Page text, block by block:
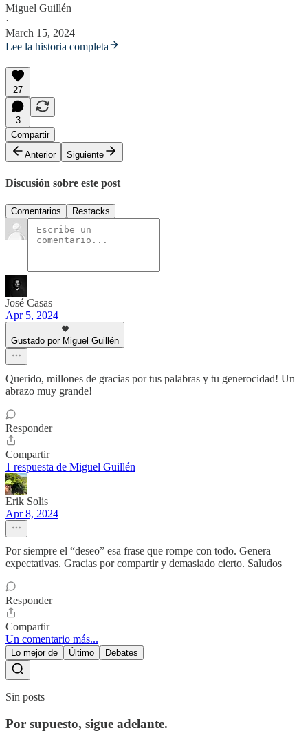
Miguel Guillén
·
March 15, 2024
Lee la historia completa
27
3
Compartir
Anterior
Siguiente
Discusión sobre este post
Comentarios Restacks
José Casas
Apr 5, 2024
Gustado por Miguel Guillén
Querido, millones de gracias por tus palabras y tu generocidad! Un
abrazo muy grande!
Responder
Compartir
1 respuesta de Miguel Guillén
Erik Solis
Apr 8, 2024
Por siempre el “deseo” esa frase que rompe con todo. Genera
expectativas. Gracias por compartir y demasiado cierto. Saludos
Responder
Compartir
Un comentario más...
Lo mejor de Último Debates
Sin posts
Por supuesto, sigue adelante.